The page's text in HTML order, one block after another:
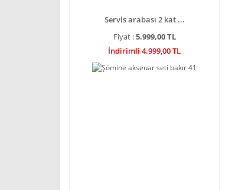
Servis arabası 2 kat ...
Fiyat :5.999,00 TL
İndirimli 4.999,00 TL